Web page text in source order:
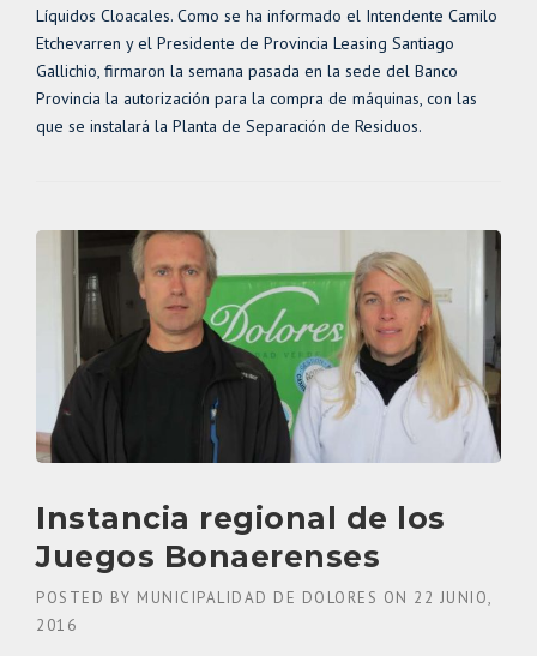
Líquidos Cloacales. Como se ha informado el Intendente Camilo
Etchevarren y el Presidente de Provincia Leasing Santiago
Gallichio, firmaron la semana pasada en la sede del Banco
Provincia la autorización para la compra de máquinas, con las
que se instalará la Planta de Separación de Residuos.
Instancia regional de los
Juegos Bonaerenses
POSTED BY MUNICIPALIDAD DE DOLORES ON 22 JUNIO,
2016